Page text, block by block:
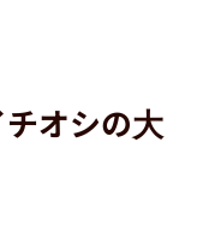
オシの大